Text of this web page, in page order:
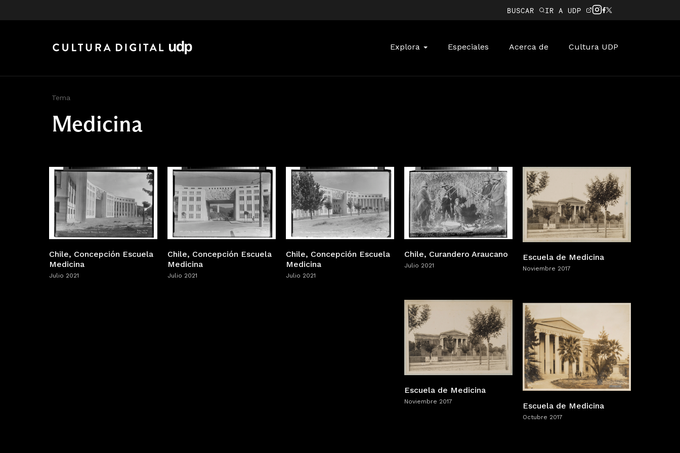
BUSCAR IR A UDP
Explora Especiales Acerca de Cultura UDP
Tema
Medicina
Chile, Concepción Escuela
Medicina
Julio 2021
Chile, Concepción Escuela
Medicina
Julio 2021
Chile, Concepción Escuela
Medicina
Julio 2021
Chile, Curandero Araucano
Julio 2021
Escuela de Medicina
Noviembre 2017
Escuela de Medicina
Noviembre 2017 Escuela de Medicina
Octubre 2017